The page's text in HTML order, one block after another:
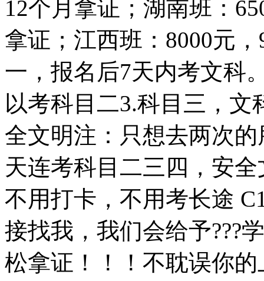
12个月拿证；湖南班：
拿证；江西班：8000元
一，报名后7天内考文科
以考科目二3.科目三，文
全文明注：只想去两次
天连考科目二三四，安
不用打卡，不用考长途
接找我，我们会给予???
松拿证！！！不耽误你